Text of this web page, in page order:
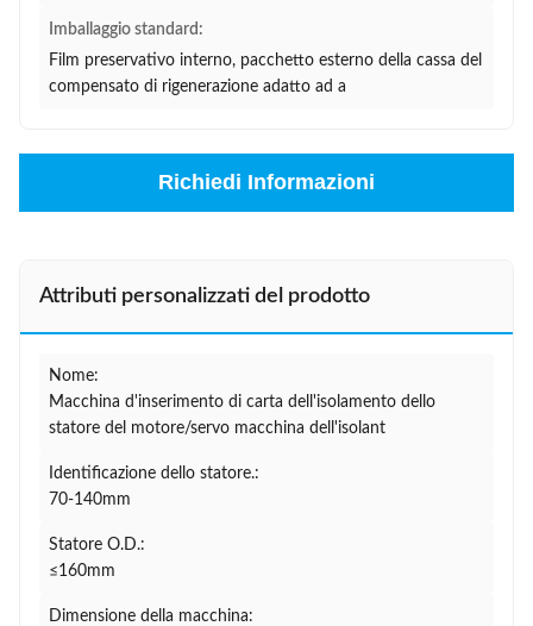
Imballaggio standard:
Film preservativo interno, pacchetto esterno della cassa del
compensato di rigenerazione adatto ad a
Richiedi Informazioni
Attributi personalizzati del prodotto
Nome:
Macchina d'inserimento di carta dell'isolamento dello
statore del motore/servo macchina dell'isolant
Identificazione dello statore.:
70-140mm
Statore O.D.:
≤160mm
Dimensione della macchina: